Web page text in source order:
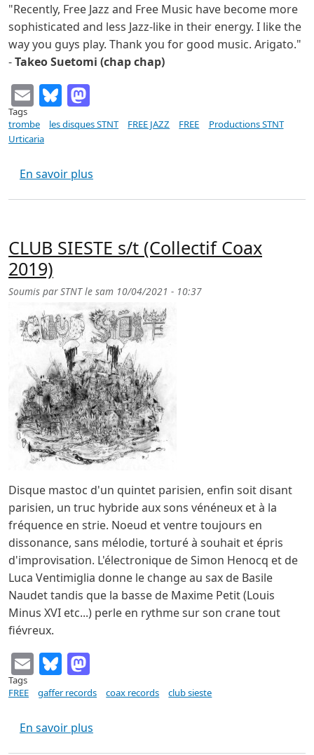
"Recently, Free Jazz and Free Music have become more
sophisticated and less Jazz-like in their energy. I like the
way you guys play. Thank you for good music. Arigato."
-Takeo Suetomi (chap chap)
EmailBluesky
Tags
trombe
les disques STNT FREE JAZZ FREE
Productions STNT
Urticaria
En savoir plus
CLUB SIESTE s/t (Collectif Coax
2019)
Soumis parSTNTle sam 10/04/2021 - 10:37
Disque mastoc d'un quintet parisien, enfin soit disant
parisien, un truc hybride aux sons vénéneux et à la
fréquence en strie. Noeud et ventre toujours en
dissonance, sans mélodie, torturé à souhait et épris
d'improvisation. L'électronique de Simon Henocq et de
Luca Ventimiglia donne le change au sax de Basile
Naudet tandis que la basse de Maxime Petit (Louis
Minus XVI etc...) perle en rythme sur son crane tout
fiévreux.
EmailBluesky
Tags
FREE
gaffer records coax records club sieste
En savoir plus